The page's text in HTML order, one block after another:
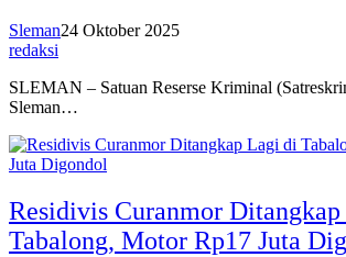
Sleman24 Oktober 2025
redaksi
SLEMAN – Satuan Reserse Kriminal
Sleman…
Residivis Curanmor
Tabalong, Motor Rp17 Juta